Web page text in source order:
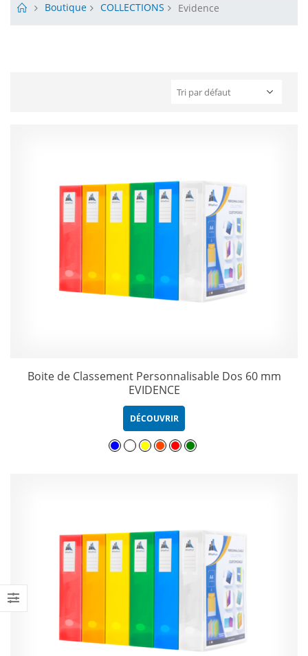
Boutique COLLECTIONS Evidence
Boite de Classement Personnalisable Dos 60 mm
EVIDENCE
DÉCOUVRIR